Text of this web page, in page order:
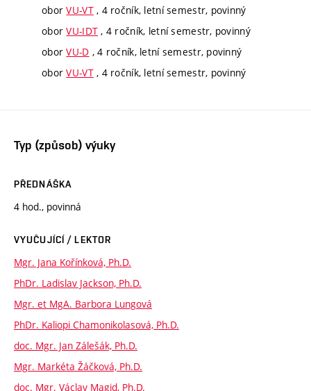
oborVU-VT, 4 ročník, letní semestr, povinný
oborVU-IDT , 4 ročník, letní semestr, povinný
oborVU-D , 4 ročník, letní semestr, povinný
oborVU-VT, 4 ročník, letní semestr, povinný
Typ (způsob) výuky
PŘEDNÁŠKA
4 hod., povinná
VYUČUJÍCÍ / LEKTOR
Mgr. Jana Kořínková, Ph.D.
PhDr. Ladislav Jackson, Ph.D.
Mgr. et MgA. Barbora Lungová
PhDr. Kaliopi Chamonikolasová, Ph.D.
doc. Mgr. Jan Zálešák, Ph.D.
Mgr. Markéta Žáčková, Ph.D.
doc. Mgr. Václav Magid, Ph.D.